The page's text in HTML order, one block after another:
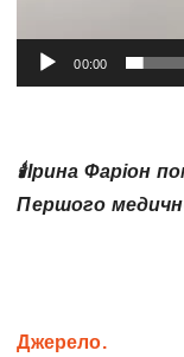
р
а
ч
00:00
🕯️Ірина Фаріон
Першого
Джерело.